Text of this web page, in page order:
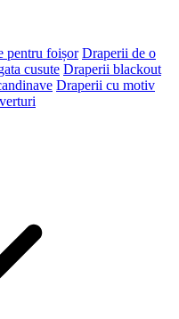
pentru foișor Draperii de o
cusute Draperii blackout
Draperii cu motiv